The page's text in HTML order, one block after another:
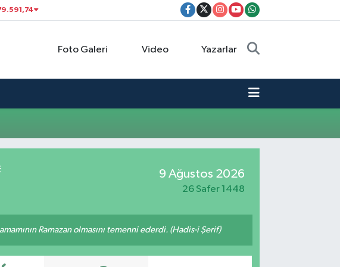
Foto Galeri Video Yazarlar
9 Ağustos 2026
26 Safer 1448
Ramazan olmasını temenni ederdi. (Hadis-i Şerif)